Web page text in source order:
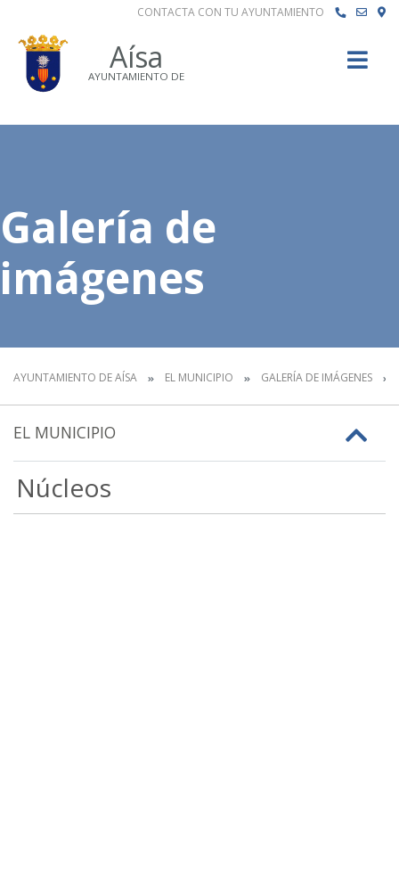
CONTACTA CON TU AYUNTAMIENTO
Aísa
AYUNTAMIENTO DE
Galería de
imágenes
AYUNTAMIENTO DE AÍSA EL MUNICIPIO GALERÍA DE IMÁGENES
EL MUNICIPIO
Núcleos